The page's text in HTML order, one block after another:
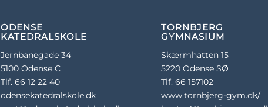
ODENSE
KATEDRALSKOLE
Jernbanegade 34
5100 Odense C
Tlf. 66 12 22 40
odensekatedralskole.dk
TORNBJERG
GYMNASIUM
Skærmhatten 15
5220 Odense SØ
Tlf. 66 157102
www.tornbjerg-gym.dk/